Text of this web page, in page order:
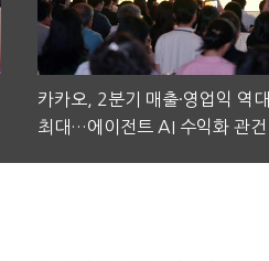
카카오, 2분기 매출·영업익 역대
최대…에이전트 AI 수익화 관건